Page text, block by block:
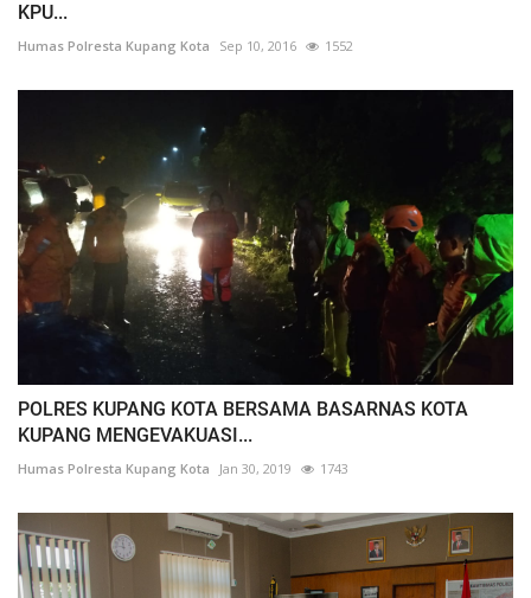
KPU...
Humas Polresta Kupang Kota Sep 10, 2016 1552
POLRES KUPANG KOTA BERSAMA BASARNAS KOTA
KUPANG MENGEVAKUASI...
Humas Polresta Kupang Kota Jan 30, 2019 1743